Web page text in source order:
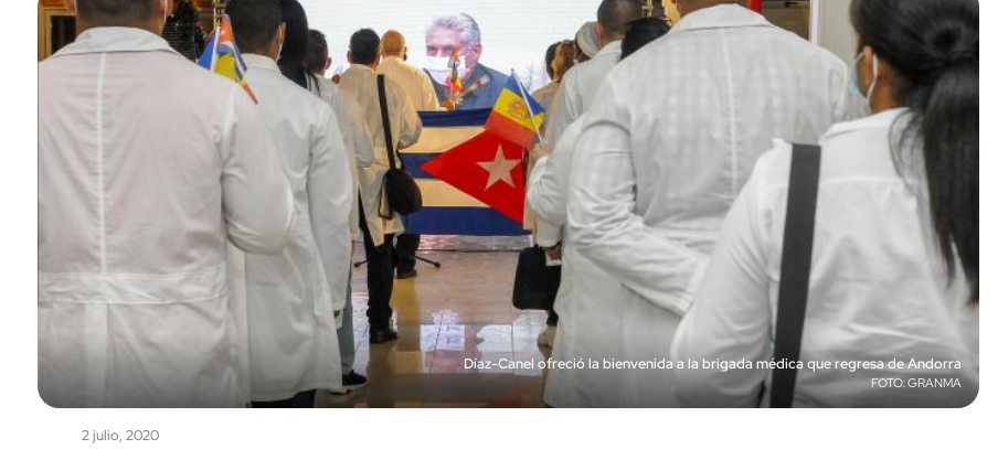
Díaz-Canel ofreció la bienvenida a la brigada médica que regresa de Andorra
GRANMA
2 julio, 2020